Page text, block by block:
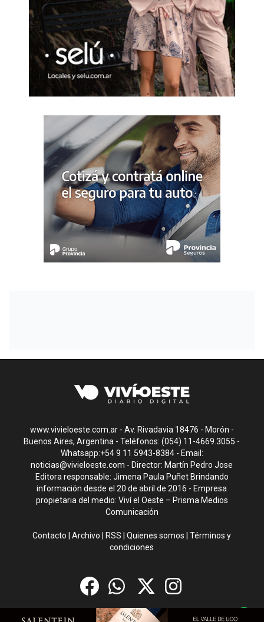
www.vivieloeste.com.ar - Av. Rivadavia 18476 - Morón -
Buenos Aires, Argentina - Teléfonos: (054) 11-4669.3055 -
Whatsapp:+54 9 11 5943-8384 - Email:
noticias@vivieloeste.com - Director: Martín Pedro Jose
Editora responsable: Jimena Paula Puñet Brindando
información desde el 20 de abril de 2016 - Empresa
propietaria del medio: Viví el Oeste – Prisma Medios
Comunicación
Contacto |Archivo RSS |Quienes somos |Términos y
condiciones